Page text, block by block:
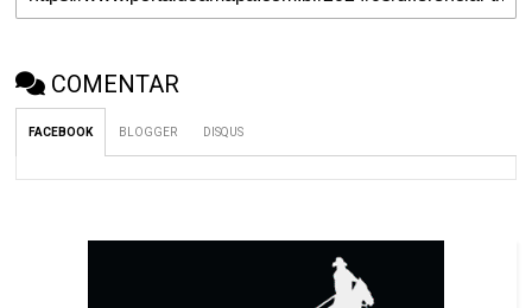
COMENTAR
FACEBOOK BLOGGER DISQUS